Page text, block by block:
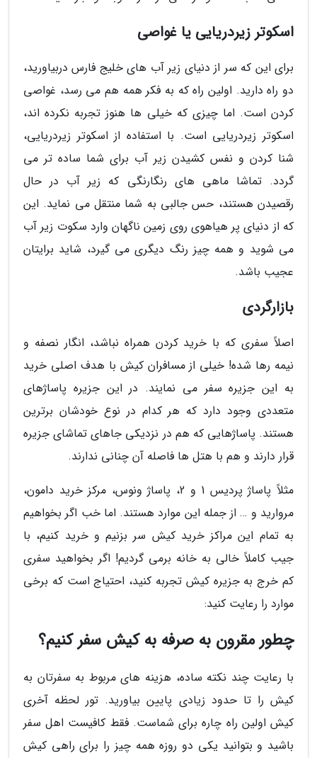
اسکوتر زیردریایی یا غواصی
برای این که سر از دنیای زیر آب های خلیج فارس دربیاورید،
دو راه دارید. اولین راه که به فکر همه هم می رسد، غواصی
کردن است. اما چیزی که خیلی ها هنوز تجربه نکرده اند،
اسکوتر زیردریایی است. با استفاده از اسکوتر زیردریایی،
شنا کردن و نفس کشیدن زیر آب برای شما ساده تر می
گردد. تماشا ماهی های رنگارنگی که زیر آب در حال
رقصیدن هستند، حس جالبی به شما منتقل می نماید. این
که از دنیای پر هیاهوی روی زمین ناگهان وارد سکوت زیر آب
می شوید و همه چیز رنگ دیگری می گیرد، شاید برایتان
عجیب باشد.
بازارگردی
اصلاً سفری که با خرید کردن همراه نباشد، انگار نصفه و
نیمه رها شده! خیلی از مسافران کیش با هدف اصلی خرید
به این جزیره سفر می نمایند. در این جزیره پاساژهای
متعددی وجود دارد که هر کدام در نوع خودشان برترین
هستند. پاساژهایی که هم در نزدیکی جاهای تماشای جزیره
قرار دارند و هم با هتل ها فاصله آن چنانی ندارند.
مثلاً پاساژ پردیس 1 و 2، پاساژ ونوس، مرکز خرید دامون،
مروارید و … از جمله این موارد هستند. اما خب اگر بخواهیم
به تمام این مراکز خرید کیش سر بزنیم و خرید کنیم، با
جیب کاملاً خالی به خانه برمی گردیم! اگر بخواهید سفری
کم خرج به جزیره کیش تجربه کنید، احتیاج است که برخی
موارد را رعایت کنید:
چطور مقرون به صرفه به کیش سفر کنیم؟
با رعایت چند نکته ساده، هزینه های مربوط به سفرتان به
کیش را تا حدود زیادی پایین بیاورید. تور لحظه آخری
کیش اولین راه چاره برای شماست. فقط کافیست اهل سفر
باشید و بتوانید یکی دو روزه همه چیز را برای راهی کیش